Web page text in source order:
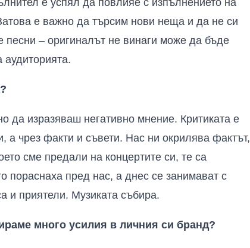
е успял да повлияе с изпълнението на
е важно да търсим нови неща и да не си
песни – оригиналът не винаги може да бъде
да изразяваш негативно мнение. Критиката е
а чрез факти и съвети. Нас ни окрилява фактът,
сме предали на концертите си, те са
пораснаха пред нас, а днес се занимават с
и приятели. Музиката събира.
много усилия в личния си бранд?